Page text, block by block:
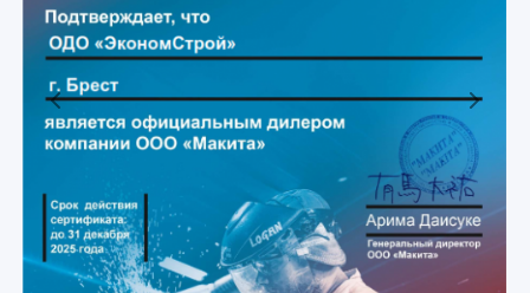
Previous Next